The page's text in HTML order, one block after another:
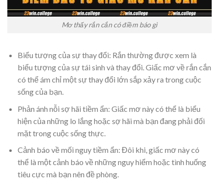
Mơ thấy rắn cắn có điềm báo gì
Biểu tượng của sự thay đổi: Rắn thường được xem là
biểu tượng của sự tái sinh và thay đổi. Giấc mơ về rắn cắn
có thể ám chỉ một sự thay đổi lớn sắp xảy ra trong cuộc
sống của bạn.
Phản ánh nỗi sợ hãi tiềm ẩn: Giấc mơ này có thể là biểu
hiện của những lo lắng hoặc sợ hãi mà bạn đang phải đối
mặt trong cuộc sống thực.
Cảnh báo về mối nguy tiềm ẩn: Đôi khi, giấc mơ này có
thể là một cảnh báo về những nguy hiểm hoặc tình huống
tiêu cực mà bạn nên đề phòng.